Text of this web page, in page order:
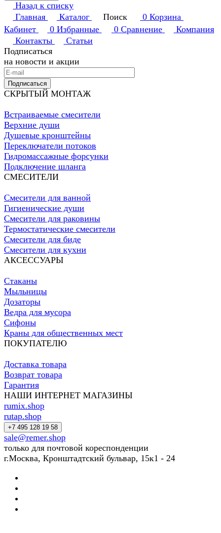
Назад к списку
Главная
Каталог Поиск 0 Корзина
Кабинет
0 Избранные 0 Сравнение
Компания
Контакты
Статьи
Подписаться
на новости и акции
Подписаться
СКРЫТЫЙ МОНТАЖ
Встраиваемые смесители
Верхние души
Душевые кронштейны
Переключатели потоков
Гидромассажные форсунки
Подключение шланга
СМЕСИТЕЛИ
Смесители для ванной
Гигиенические души
Смесители для раковины
Термостатические смесители
Смесители для биде
Смесители для кухни
АКСЕССУАРЫ
Стаканы
Мыльницы
Дозаторы
Ведра для мусора
Сифоны
Краны для общественных мест
ПОКУПАТЕЛЮ
Доставка товара
Возврат товара
Гарантия
НАШИ ИНТЕРНЕТ МАГАЗИНЫ
rumix.shop
rutap.shop
+7 495 128 19 58
sale@remer.shop
только для почтовой кореспонденции
г.Москва, Кронштадтский бульвар, 15к1 - 24